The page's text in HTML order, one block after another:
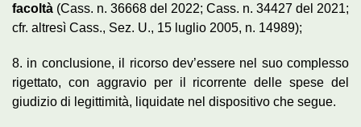
facoltà (Cass. n. 36668 del 2022; Cass. n. 34427 del 2021;
cfr. altresì Cass., Sez. U., 15 luglio 2005, n. 14989);
8. in conclusione, il ricorso dev’essere nel suo complesso
rigettato, con aggravio per il ricorrente delle spese del
giudizio di legittimità, liquidate nel dispositivo che segue.